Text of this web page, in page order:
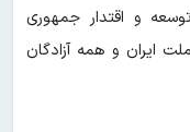
و اقتدار جمهوری
ایران و همه آزادگان